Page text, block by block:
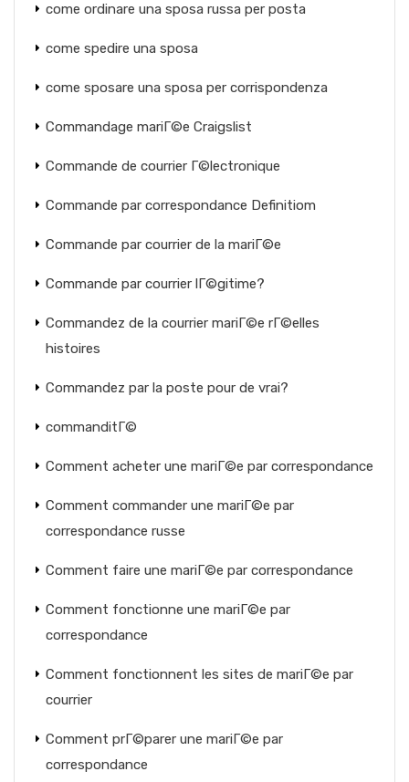
come ordinare una sposa russa per posta
come spedire una sposa
come sposare una sposa per corrispondenza
Commandage mariГ©e Craigslist
Commande de courrier Г©lectronique
Commande par correspondance Definitiom
Commande par courrier de la mariГ©e
Commande par courrier lГ©gitime?
Commandez de la courrier mariГ©e rГ©elles
histoires
Commandez par la poste pour de vrai?
commanditГ©
Comment acheter une mariГ©e par correspondance
Comment commander une mariГ©e par
correspondance russe
Comment faire une mariГ©e par correspondance
Comment fonctionne une mariГ©e par
correspondance
Comment fonctionnent les sites de mariГ©e par
courrier
Comment prГ©parer une mariГ©e par
correspondance